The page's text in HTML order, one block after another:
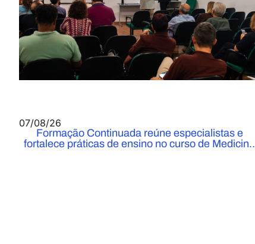
07/08/26
Formação Continuada reúne especialistas e
fortalece práticas de ensino no curso de Medicina